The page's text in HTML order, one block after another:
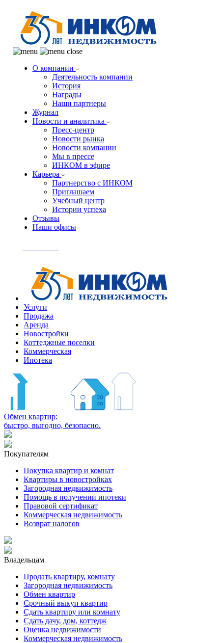
О компании
Деятельность компании
История
Награды
Наши партнеры
Журнал
Новости и аналитика
Пресс-центр
Новости рынка
Новости компании
Мы в прессе
ИНКОМ в эфире
Карьера
Партнерство с ИНКОМ
Приглашаем
Учебный центр
Истории успеха
Отзывы
Наши офисы
Услуги
Продажа
Аренда
Новостройки
Коттеджные поселки
Коммерческая
Ипотека
Обмен квартир:
быстро, выгодно, безопасно.
Покупателям
Покупка квартир и комнат
Квартиры в новостройках
Загородная недвижимость
Помощь в получении ипотеки
Правовой сертификат
Коммерческая недвижимость
Возврат налогов
Владельцам
Продать квартиру, комнату
Загородная недвижимость
Обмен квартир
Срочный выкуп квартир
Сдать квартиру или комнату
Сдать дачу, дом, коттедж
Оценка недвижимости
Коммерческая недвижимость